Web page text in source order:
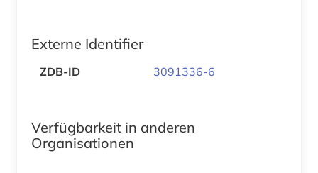
Externe Identifier
ZDB-ID 3091336-6
Verfügbarkeit in anderen
Organisationen